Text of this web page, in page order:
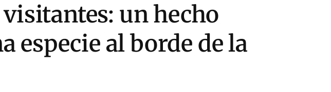
un hecho
especie al borde de la